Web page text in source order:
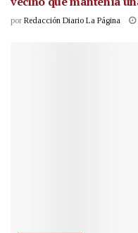
por Redacción Diario La Página